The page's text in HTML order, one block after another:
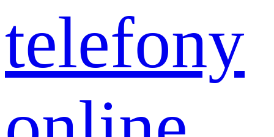
telefony